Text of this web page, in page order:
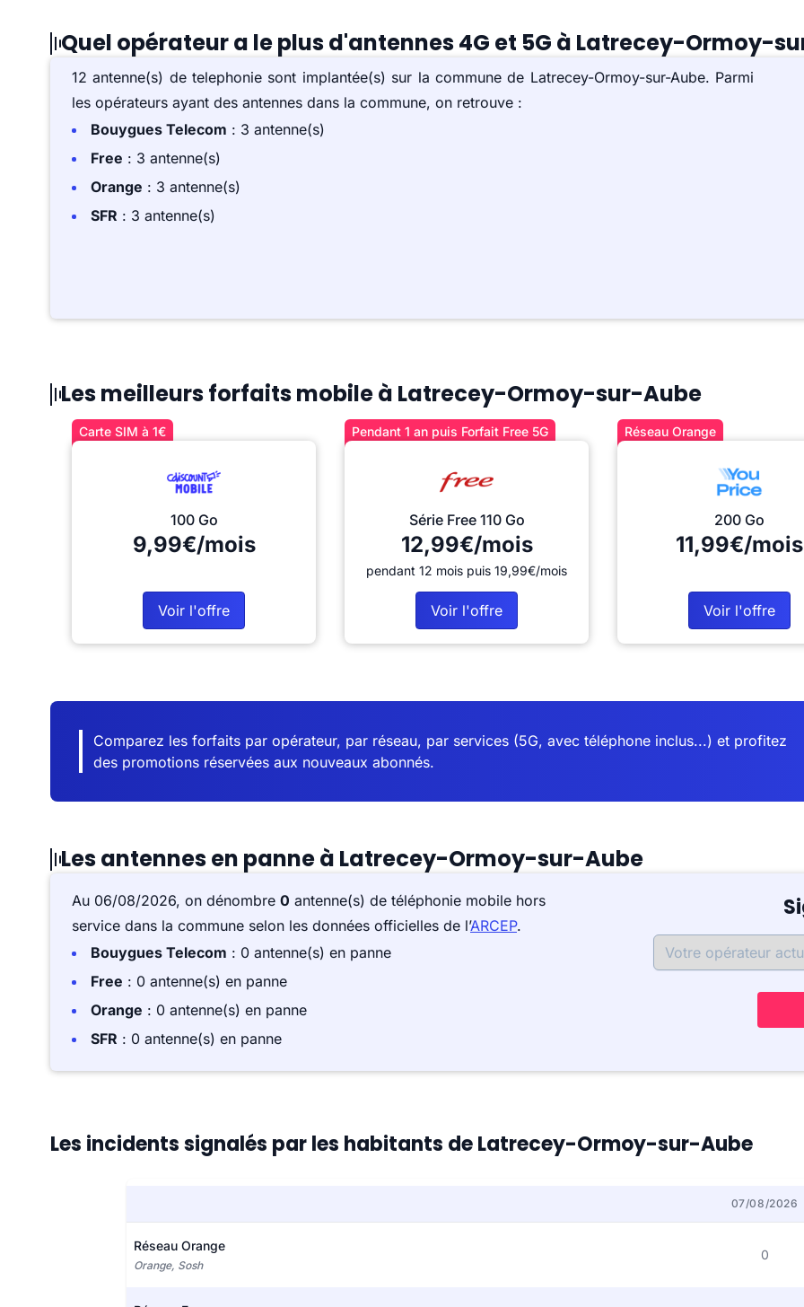
Quel opérateur a le plus d'antennes 4G et 5G à Latrecey-Ormoy-
12 antenne(s) de telephonie sont implantée(s) sur la commune de Latrecey-Ormoy-sur-Aube. Parmi
les opérateurs ayant des antennes dans la commune, on retrouve :
Bouygues Telecom : 3 antenne(s)
Free : 3 antenne(s)
Orange : 3 antenne(s)
SFR : 3 antenne(s)
Les meilleurs forfaits mobile à Latrecey-Ormoy-sur-Aube
Carte SIM à 1€
100 Go
9,99€/mois
Voir l'offre
Pendant 1 an puis Forfait Free 5G
Série Free 110 Go
12,99€/mois
pendant 12 mois puis 19,99€/mois
Voir l'offre
Réseau Orange
200 Go
11,99€/mois
Voir l'offre
Comparez les forfaits par opérateur, par réseau, par services (5G, avec téléphone inclus...) et profitez
des promotions réservées aux nouveaux abonnés.
Les antennes en panne à Latrecey-Ormoy-sur-Aube
Au 06/08/2026, on dénombre 0 antenne(s) de téléphonie mobile hors
service dans la commune selon les données officielles de l’ARCEP.
Bouygues Telecom : 0 antenne(s) en panne
Free : 0 antenne(s) en panne
Orange : 0 antenne(s) en panne
SFR : 0 antenne(s) en panne
Les incidents signalés par les habitants de Latrecey-Ormoy-sur-Aube
07/08/2026
Réseau Orange
Orange, Sosh
0